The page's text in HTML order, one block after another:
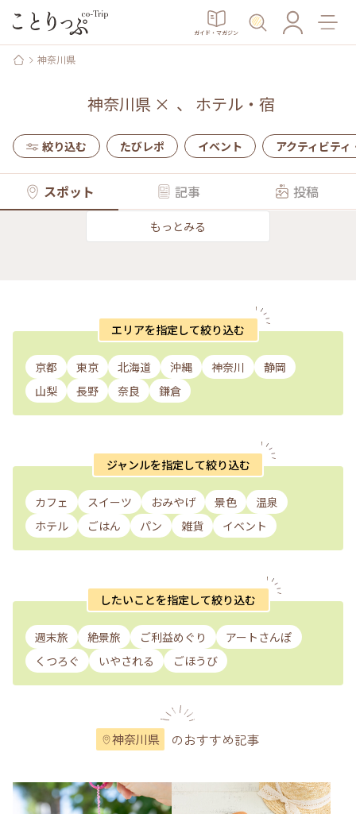
ガイド・マガジン
神奈川県
神奈川県 × 、 ホテル・宿
絞り込む たびレポ イベント アクティビティ
スポット 記事 投稿
もっとみる
エリアを指定して絞り込む
京都 東京 北海道 沖縄 神奈川
静岡
山梨
長野 奈良 鎌倉
ジャンルを指定して絞り込む
カフェ スイーツ おみやげ 景色
温泉
ホテル
ごはん パン 雑貨 イベント
したいことを指定して絞り込む
週末旅 絶景旅 ご利益めぐり
アートさんぽ
くつろぐ
いやされる ごほうび
神奈川県 のおすすめ記事